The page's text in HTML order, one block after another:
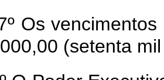
Os
(setenta